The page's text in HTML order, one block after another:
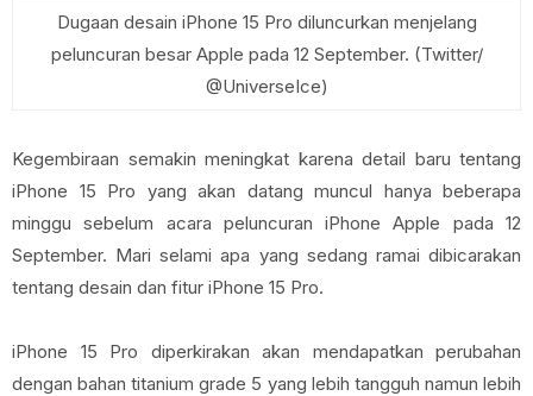
Dugaan desain iPhone 15 Pro diluncurkan menjelang
peluncuran besar Apple pada 12 September. (Twitter/
@UniverseIce)
Kegembiraan semakin meningkat karena detail baru tentang
iPhone 15 Pro yang akan datang muncul hanya beberapa
minggu sebelum acara peluncuran iPhone Apple pada 12
September. Mari selami apa yang sedang ramai dibicarakan
tentang desain dan fitur iPhone 15 Pro.
iPhone 15 Pro diperkirakan akan mendapatkan perubahan
dengan bahan titanium grade 5 yang lebih tangguh namun lebih